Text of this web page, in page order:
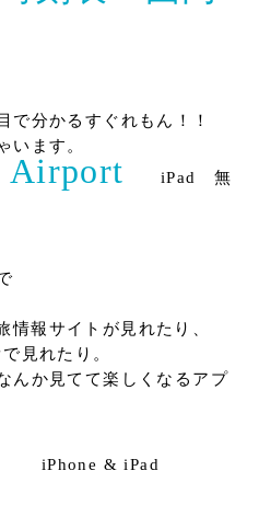
で分かるすぐれもん！！
います。
iPad 無
報サイトが見れたり、
見れたり。
んか見てて楽しくなるアプ
iPhone & iPad